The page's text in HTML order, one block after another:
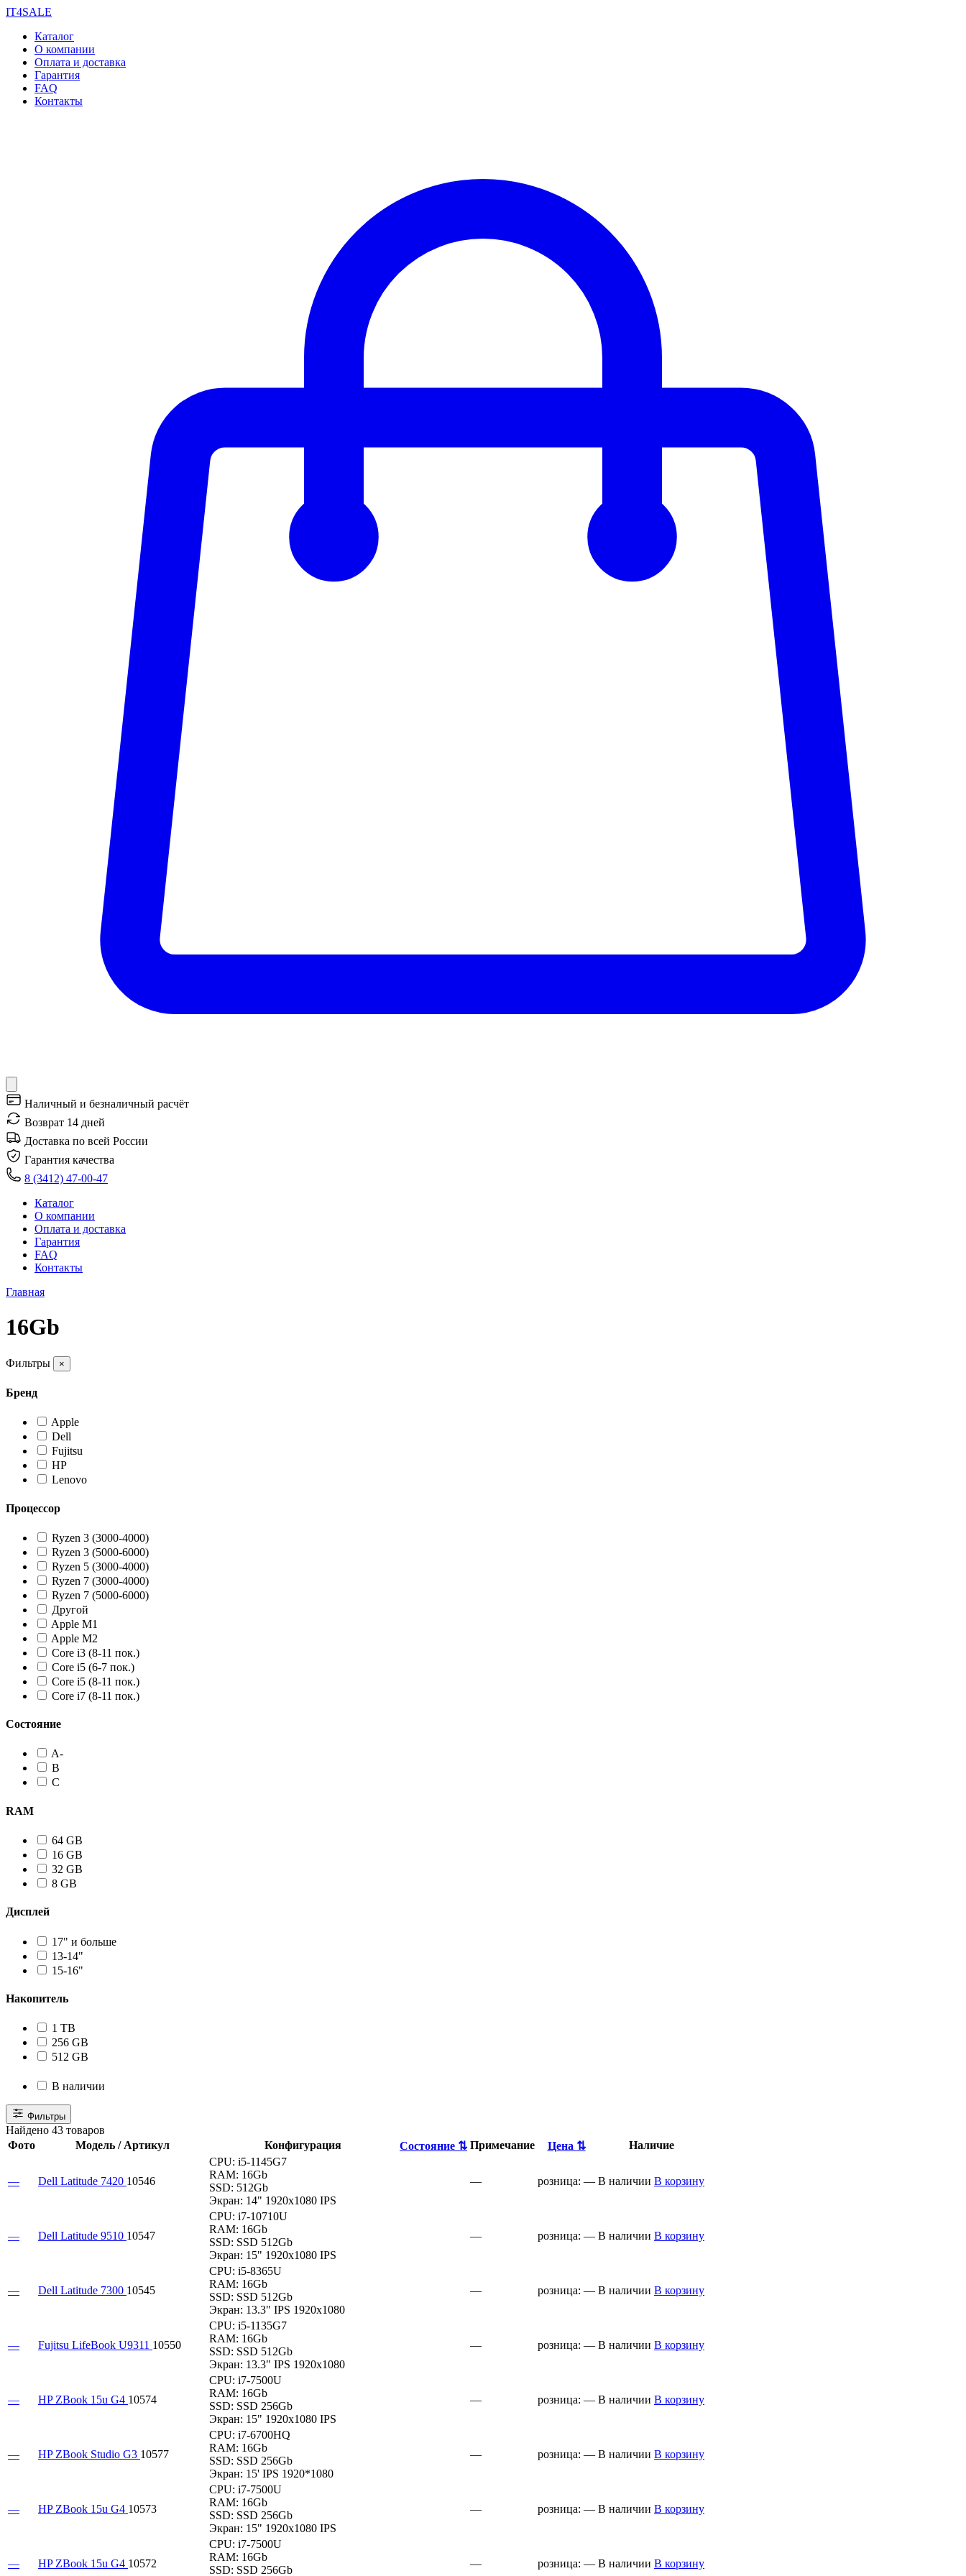
IT4SALE
Каталог
О компании
Оплата и доставка
Гарантия
FAQ
Контакты
Наличный и безналичный расчёт
Возврат 14 дней
Доставка по всей России
Гарантия качества
8 (3412) 47-00-47
Каталог
О компании
Оплата и доставка
Гарантия
FAQ
Контакты
Главная
16Gb
Фильтры ×
Бренд
Apple
Dell
Fujitsu
HP
Lenovo
Процессор
Ryzen 3 (3000-4000)
Ryzen 3 (5000-6000)
Ryzen 5 (3000-4000)
Ryzen 7 (3000-4000)
Ryzen 7 (5000-6000)
Другой
Apple M1
Apple M2
Core i3 (8-11 пок.)
Core i5 (6-7 пок.)
Core i5 (8-11 пок.)
Core i7 (8-11 пок.)
Состояние
A-
B
C
RAM
64 GB
16 GB
32 GB
8 GB
Дисплей
17" и больше
13-14"
15-16"
Накопитель
1 TB
256 GB
512 GB
В наличии
Фильтры
Найдено 43 товаров
Фото
Модель / Артикул Конфигурация Состояние ⇅ Примечание Цена ⇅ Наличие
— Dell Latitude 7420 10546
CPU: i5-1145G7
RAM: 16Gb
SSD: 512Gb
Экран: 14" 1920x1080 IPS
— розница: — В наличии В корзину
— Dell Latitude 9510 10547
CPU: i7-10710U
RAM: 16Gb
SSD: SSD 512Gb
Экран: 15" 1920x1080 IPS
— розница: — В наличии В корзину
— Dell Latitude 7300 10545
CPU: i5-8365U
RAM: 16Gb
SSD: SSD 512Gb
Экран: 13.3" IPS 1920x1080
— розница: — В наличии В корзину
— Fujitsu LifeBook U9311 10550
CPU: i5-1135G7
RAM: 16Gb
SSD: SSD 512Gb
Экран: 13.3" IPS 1920x1080
— розница: — В наличии В корзину
— HP ZBook 15u G4 10574
CPU: i7-7500U
RAM: 16Gb
SSD: SSD 256Gb
Экран: 15" 1920x1080 IPS
— розница: — В наличии В корзину
— HP ZBook Studio G3 10577
CPU: i7-6700HQ
RAM: 16Gb
SSD: SSD 256Gb
Экран: 15' IPS 1920*1080
— розница: — В наличии В корзину
— HP ZBook 15u G4 10573
CPU: i7-7500U
RAM: 16Gb
SSD: SSD 256Gb
Экран: 15" 1920x1080 IPS
— розница: — В наличии В корзину
— HP ZBook 15u G4 10572
CPU: i7-7500U
RAM: 16Gb
SSD: SSD 256Gb
— розница: — В наличии В корзину